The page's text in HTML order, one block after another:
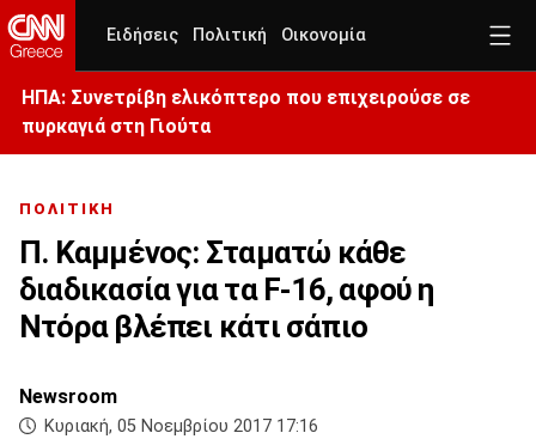
Ειδήσεις Πολιτική Οικονομία
ΗΠΑ: Συνετρίβη ελικόπτερο που επιχειρούσε σε
πυρκαγιά στη Γιούτα
ΠΟΛΙΤΙΚΗ
Π. Καμμένος: Σταματώ κάθε
διαδικασία για τα F-16, αφού η
Ντόρα βλέπει κάτι σάπιο
Newsroom
Κυριακή, 05 Νοεμβρίου 2017 17:16